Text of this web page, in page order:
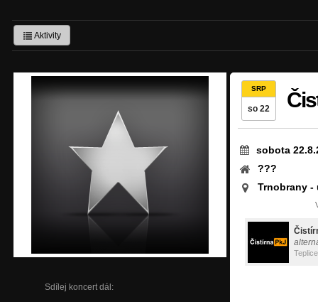
Aktivity
Sdílej koncert dál:
SRP
so 22
sobota
???
Trnobrany -
Teplice